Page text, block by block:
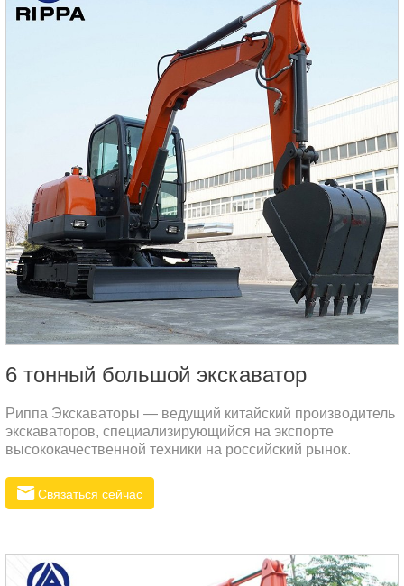
6 тонный большой экскаватор
Риппа Экскаваторы — ведущий китайский производитель
экскаваторов, специализирующийся на экспорте
высококачественной техники на российский рынок.
Связаться сейчас